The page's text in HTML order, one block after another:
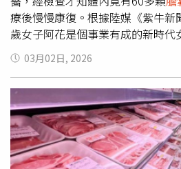
血糖。5.肌力訓練：除了有氧運動
加肌肉量，以增加葡萄糖的儲存空
三高減重也能靠瘦瘦針嗎？呂育
飢餓感，除此之外，更像是「代
素影響大腦食慾中樞與腸胃道，
研究也指出，藥物對於三高族群也
定2.血壓下降3.心腎保護呂育昇提
或降血糖等相關物藥，使用瘦瘦
時千萬不能隨意調整調藥，否則
等導致暈倒等情況，建議應回診
療後慢慢康復。根據陸媒《紫牛新
歲女子阿花是個事業有成的新時代
力放在工作上，飲食極度不規律
也常常忘記。長時間下來，阿花
在一次聚餐後，她突然感覺右上腹
直，緊急被送往南京市第一醫院
患膽囊多發結石，最終透過「單
她的體內取出多達60多顆如碎石
一跳，直呼「難怪我痛到直不起
03月02日, 2026